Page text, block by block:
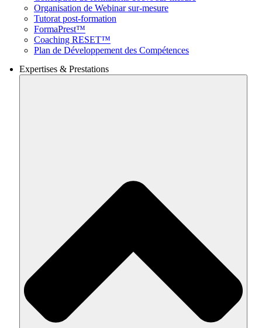
Organisation de Webinar sur-mesure
Tutorat post-formation
FormaPrest™
Coaching RESET™
Plan de Développement des Compétences
Expertises & Prestations